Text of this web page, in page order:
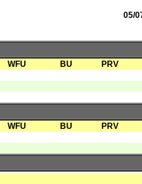
05/
WFU BU PRV
WFU BU PRV